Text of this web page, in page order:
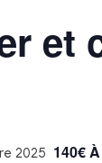
et
2025 140€